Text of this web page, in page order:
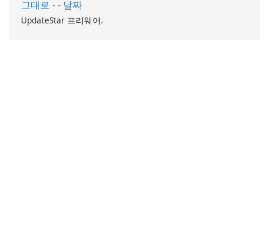
그대로 - - 날짜
UpdateStar 프리웨어.